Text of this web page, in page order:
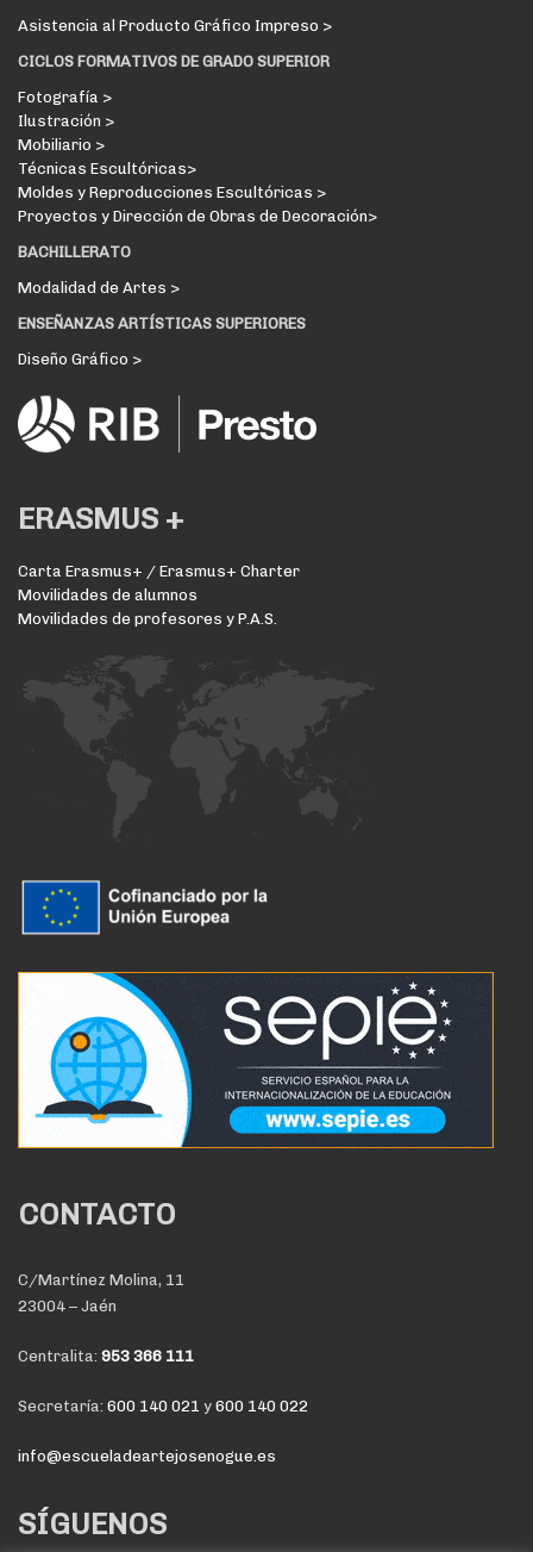
Asistencia al Producto Gráfico Impreso >
CICLOS FORMATIVOS DE GRADO SUPERIOR
Fotografía >
Ilustración >
Mobiliario >
Técnicas Escultóricas>
Moldes y Reproducciones Escultóricas >
Proyectos y Dirección de Obras de Decoración>
BACHILLERATO
Modalidad de Artes >
ENSEÑANZAS ARTÍSTICAS SUPERIORES
Diseño Gráfico >
ERASMUS +
Carta Erasmus+ / Erasmus+ Charter
Movilidades de alumnos
Movilidades de profesores y P.A.S.
CONTACTO
C/Martínez Molina, 11
23004 – Jaén
Centralita: 953 366 111
Secretaría: 600 140 021 y 600 140 022
info@escueladeartejosenogue.es
SÍGUENOS